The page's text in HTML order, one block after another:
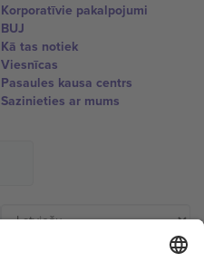
Korporatīvie pakalpojumi
BUJ
Kā tas notiek
Viesnīcas
Pasaules kausa centrs
Sazinieties ar mums